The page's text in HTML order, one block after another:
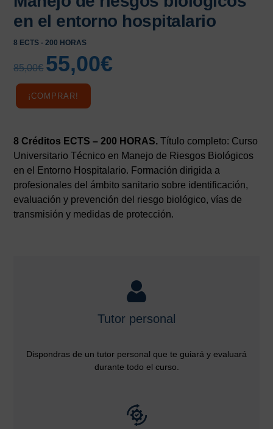
en el entorno hospitalario
8 ECTS - 200 HORAS
85,00€
El
precio
55,00€
¡COMPRAR!
8 Créditos ECTS – 200 HORAS. Título completo: Curso
Universitario Técnico en Manejo de Riesgos Biológicos
en el Entorno Hospitalario. Formación dirigida a
profesionales del ámbito sanitario sobre identificación,
evaluación y prevención del riesgo biológico, vías de
transmisión y medidas de protección.
Tutor personal
Dispondras de un tutor personal que te guiará y evaluará
durante todo el curso.